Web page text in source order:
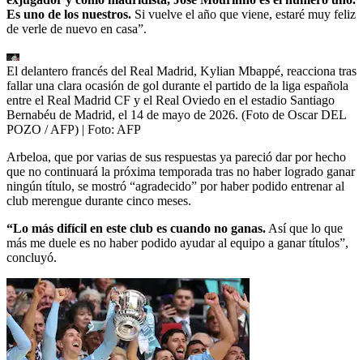
Es uno de los nuestros. Si vuelve el año que viene, estaré muy feliz
de verle de nuevo en casa”.
El delantero francés del Real Madrid, Kylian Mbappé, reacciona tras
fallar una clara ocasión de gol durante el partido de la liga española
entre el Real Madrid CF y el Real Oviedo en el estadio Santiago
Bernabéu de Madrid, el 14 de mayo de 2026. (Foto de Oscar DEL
POZO / AFP) | Foto: AFP
Arbeloa, que por varias de sus respuestas ya pareció dar por hecho
que no continuará la próxima temporada tras no haber logrado ganar
ningún título, se mostró “agradecido” por haber podido entrenar al
club merengue durante cinco meses.
“Lo más difícil en este club es cuando no ganas. Así que lo que
más me duele es no haber podido ayudar al equipo a ganar títulos”,
concluyó.